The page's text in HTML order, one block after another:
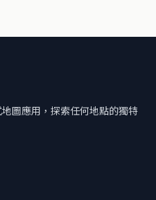
圖應用，探索任何地點的獨特